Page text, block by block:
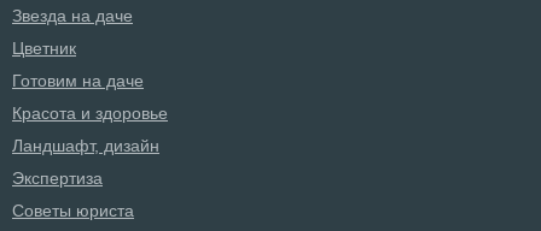
Звезда на даче
Цветник
Готовим на даче
Красота и здоровье
Ландшафт, дизайн
Экспертиза
Советы юриста